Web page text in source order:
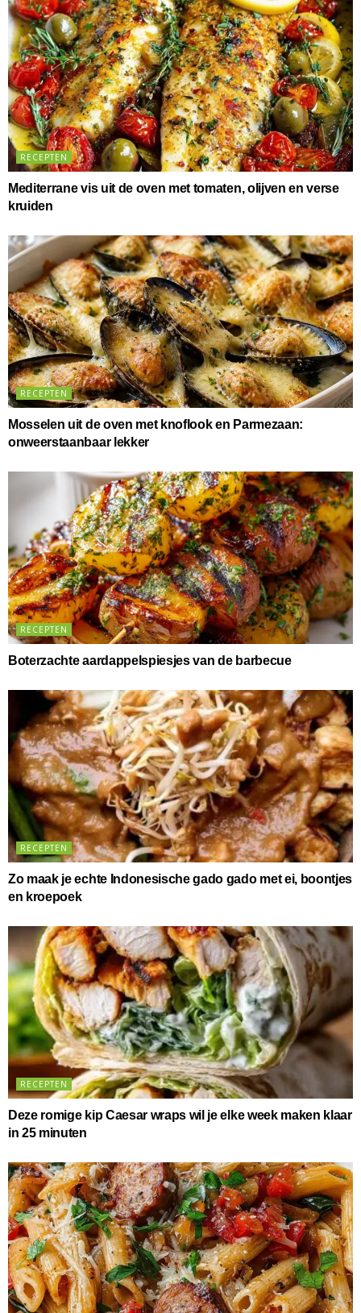
RECEPTEN
Mediterrane vis uit de oven met tomaten, olijven en verse
kruiden
RECEPTEN
Mosselen uit de oven met knoflook en Parmezaan:
onweerstaanbaar lekker
RECEPTEN
Boterzachte aardappelspiesjes van de barbecue
RECEPTEN
Zo maak je echte Indonesische gado gado met ei, boontjes
en kroepoek
RECEPTEN
Deze romige kip Caesar wraps wil je elke week maken klaar
in 25 minuten